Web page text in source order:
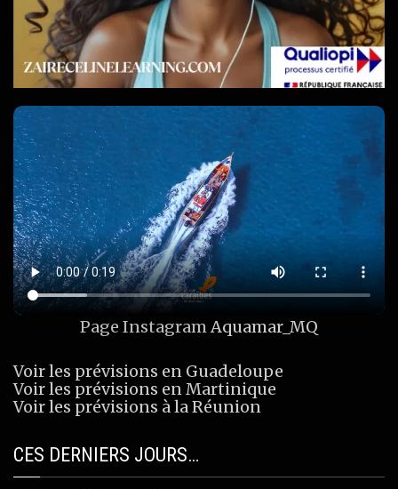
Page InstagramAquamar_MQ
Voir les prévisions en Guadeloupe
Voir les prévisions en Martinique
Voir les prévisions à la Réunion
CES DERNIERS JOURS…